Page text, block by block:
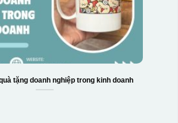
tặng doanh nghiệp trong kinh doanh